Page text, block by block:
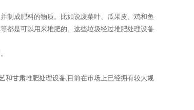
制成肥料的物质。比如说废菜叶、瓜果皮、鸡和鱼
都是可以用来堆肥的。这些垃圾经过堆肥处理设备
和甘肃堆肥处理设备,目前在市场上已经拥有较大规